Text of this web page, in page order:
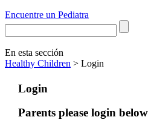
Encuentre un Pediatra
En esta sección
Healthy Children > Login
Login
Parents please login below